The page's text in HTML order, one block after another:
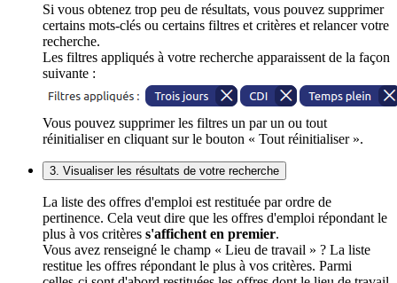
Si vous obtenez trop peu de résultats, vous pouvez supprimer
certains mots-clés ou certains filtres et critères et relancer votre
recherche.
Les filtres appliqués à votre recherche apparaissent de la façon
suivante :
Vous pouvez supprimer les filtres un par un ou tout
réinitialiser en cliquant sur le bouton « Tout réinitialiser ».
3. Visualiser les résultats de votre recherche
La liste des offres d'emploi est restituée par ordre de
pertinence. Cela veut dire que les offres d'emploi répondant le
plus à vos critères s'affichent en premier.
Vous avez renseigné le champ « Lieu de travail » ? La liste
restitue les offres répondant le plus à vos critères. Parmi